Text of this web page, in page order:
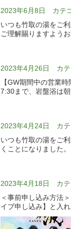
2023年6月8日 カテ
いつも竹取の湯をご
ご理解賜りますよう
2023年4月26日 カテ
【GW期間中の営業
7:30まで、岩盤浴は
2023年4月24日 カテ
いつも竹取の湯をご
くことになりました
2023年4月18日 カテ
＜事前申し込み方法
イブ申し込み】と入